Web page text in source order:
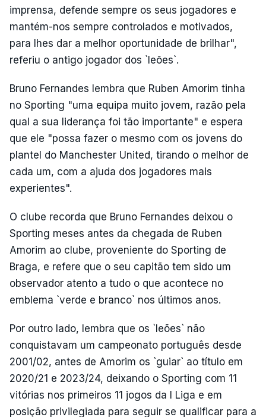
imprensa, defende sempre os seus jogadores e
mantém-nos sempre controlados e motivados,
para lhes dar a melhor oportunidade de brilhar",
referiu o antigo jogador dos `leões`.
Bruno Fernandes lembra que Ruben Amorim tinha
no Sporting "uma equipa muito jovem, razão pela
qual a sua liderança foi tão importante" e espera
que ele "possa fazer o mesmo com os jovens do
plantel do Manchester United, tirando o melhor de
cada um, com a ajuda dos jogadores mais
experientes".
O clube recorda que Bruno Fernandes deixou o
Sporting meses antes da chegada de Ruben
Amorim ao clube, proveniente do Sporting de
Braga, e refere que o seu capitão tem sido um
observador atento a tudo o que acontece no
emblema `verde e branco` nos últimos anos.
Por outro lado, lembra que os `leões` não
conquistavam um campeonato português desde
2001/02, antes de Amorim os `guiar` ao título em
2020/21 e 2023/24, deixando o Sporting com 11
vitórias nos primeiros 11 jogos da I Liga e em
posição privilegiada para seguir se qualificar para a